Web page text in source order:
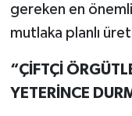
gereken en
mutlaka planlı
“ÇİFTÇİ
YETERİNCE